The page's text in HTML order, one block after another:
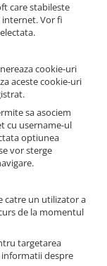
care stabileste
Vor fi
cookie-uri
aceste cookie-uri
sa asociem
cu username-ul
optiunea
vor sterge
catre un utilizator a
de la momentul
targetarea
despre